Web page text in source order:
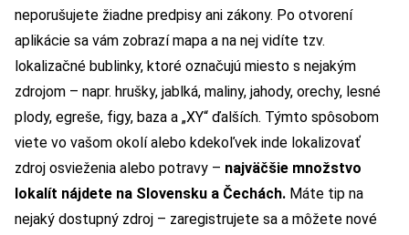
neporušujete žiadne predpisy ani zákony. Po otvorení
aplikácie sa vám zobrazí mapa a na nej vidíte tzv.
lokalizačné bublinky, ktoré označujú miesto s nejakým
zdrojom – napr. hrušky, jablká, maliny, jahody, orechy, lesné
plody, egreše, figy, baza a „XY“ ďalších. Týmto spôsobom
viete vo vašom okolí alebo kdekoľvek inde lokalizovať
zdroj osvieženia alebo potravy – najväčšie množstvo
lokalít nájdete na Slovensku a Čechách. Máte tip na
nejaký dostupný zdroj – zaregistrujete sa a môžete nové